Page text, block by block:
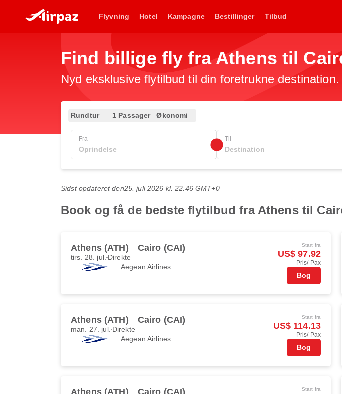
Flyvning Hotel Kampagne Bestillinger Tilbud
Find billige fly fra Athens til
Nyd eksklusive flytilbud til din foretrukne
Rundtur 1 Passager Økonomi
Fra Til
Sidst opdateret den25. juli 2026 kl. 22.46 GMT+0
Book og få de bedste flytilbud fra Athens til
Athens (ATH) Cairo (CAI)
tirs. 28. jul. Direkte
Aegean Airlines
Start fra
US$ 97.92
Pris/ Pax
Bog
Athens (ATH) Cairo (CAI)
man. 27. jul. Direkte
Aegean Airlines
Start fra
US$ 114.13
Pris/ Pax
Bog
Athens (ATH) Cairo (CAI) Start fra